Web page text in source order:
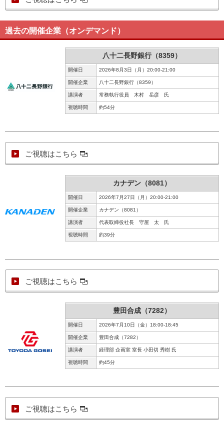
過去の開催企業（オンデマンド）
八十二長野銀行（8359）
開催日 2026年8月3日（月）20:00-21:00
開催企業 八十二長野銀行（8359）
講演者 常務執行役員 木村 岳彦 氏
視聴時間 約54分
ご視聴はこちら
カナデン（8081）
開催日 2026年7月27日（月）20:00-21:00
開催企業 カナデン（8081）
講演者 代表取締役社長 守屋 太 氏
視聴時間 約39分
ご視聴はこちら
豊田合成（7282）
開催日 2026年7月10日（金）18:00-18:45
開催企業 豊田合成（7282）
講演者 経理部 企画室 室長 小田切 秀樹 氏
視聴時間 約45分
ご視聴はこちら